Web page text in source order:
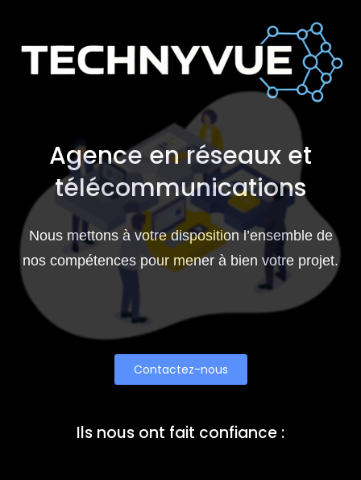
Agence en réseaux et
télécommunications
Nous mettons à votre disposition l’ensemble de
nos compétences pour mener à bien votre projet.
Contactez-nous
Ils nous ont fait confiance :